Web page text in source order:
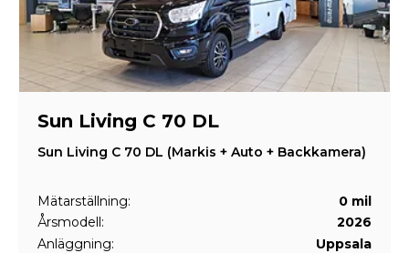
Sun Living C 70 DL
Sun Living C 70 DL (Markis + Auto + Backkamera)
Mätarställning:
0 mil
Årsmodell:
2026
Anläggning:
Uppsala